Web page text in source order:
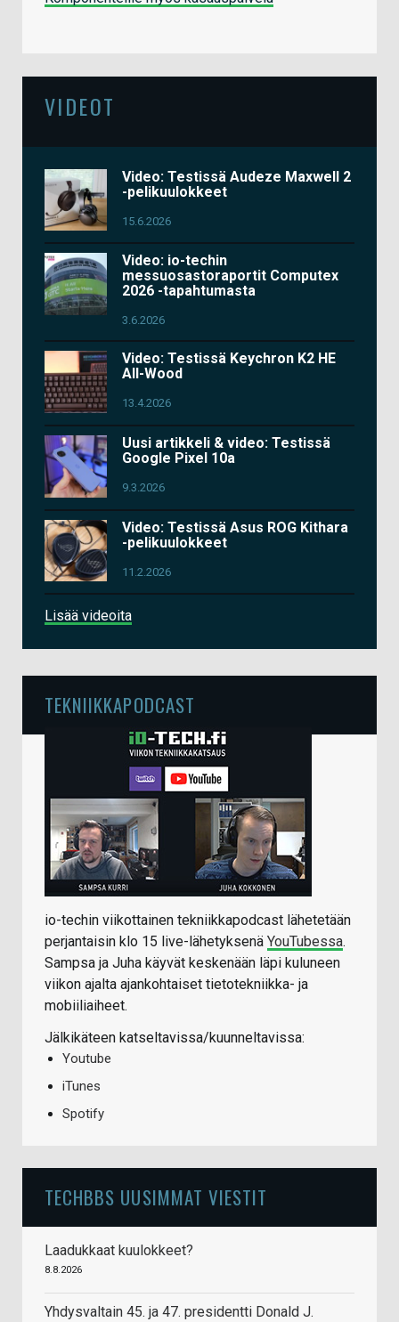
VIDEOT
Video: Testissä Audeze Maxwell 2
-pelikuulokkeet
15.6.2026
Video: io-techin
messuosastoraportit Computex
2026 -tapahtumasta
3.6.2026
Video: Testissä Keychron K2 HE
All-Wood
13.4.2026
Uusi artikkeli & video: Testissä
Google Pixel 10a
9.3.2026
Video: Testissä Asus ROG Kithara
-pelikuulokkeet
11.2.2026
Lisää videoita
TEKNIIKKAPODCAST
io-techin viikottainen tekniikkapodcast lähetetään
perjantaisin klo 15 live-lähetyksenä YouTubessa.
Sampsa ja Juha käyvät keskenään läpi kuluneen
viikon ajalta ajankohtaiset tietotekniikka- ja
mobiiliaiheet.
Jälkikäteen katseltavissa/kuunneltavissa:
Youtube
iTunes
Spotify
TECHBBS UUSIMMAT VIESTIT
Laadukkaat kuulokkeet?
8.8.2026
Yhdysvaltain 45. ja 47. presidentti Donald J.